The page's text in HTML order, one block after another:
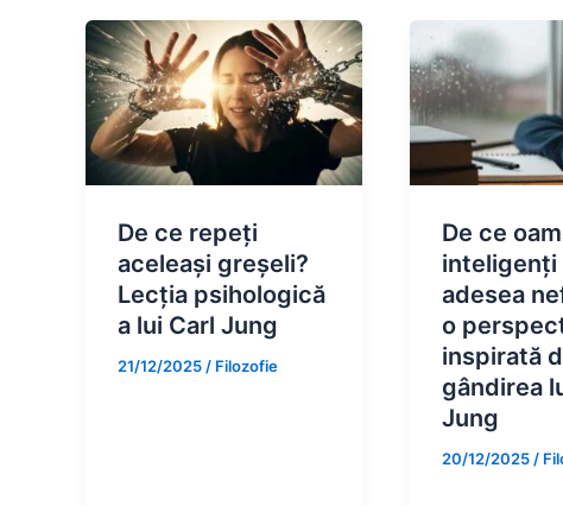
De ce repeți
aceleași greșeli?
Lecția psihologică
a lui Carl Jung
21/12/2025 / Filozofie
De ce
inteligenți
adesea
o
inspirată
gândirea
Jung
20/12/2025 /